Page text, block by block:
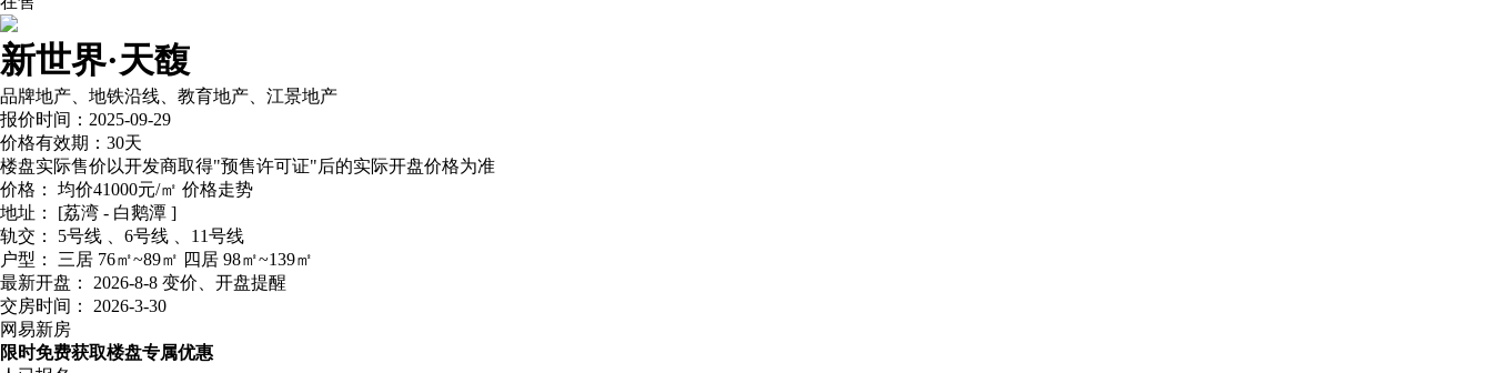
在售
新世界·天馥
品牌地产、地铁沿线、教育地产、江景地产
报价时间：2025-09-29
价格有效期：30天
楼盘实际售价以开发商取得"预售许可证"后的实际开盘价格为准
价格：
均价41000元/㎡ 价格走势
地址：
[荔湾 - 白鹅潭 ]
轨交：
5号线 、6号线 、11号线
户型：
三居 76㎡~89㎡ 四居 98㎡~139㎡
最新开盘：
2026-8-8 变价、开盘提醒
交房时间：
2026-3-30
网易新房
限时免费获取楼盘专属优惠